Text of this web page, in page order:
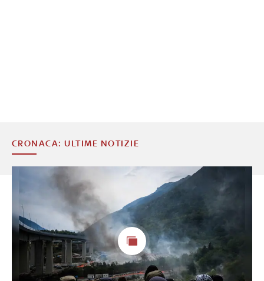
CRONACA: ULTIME NOTIZIE